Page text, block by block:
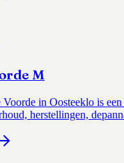
M
Voorde in Oosteeklo is
herstellingen,